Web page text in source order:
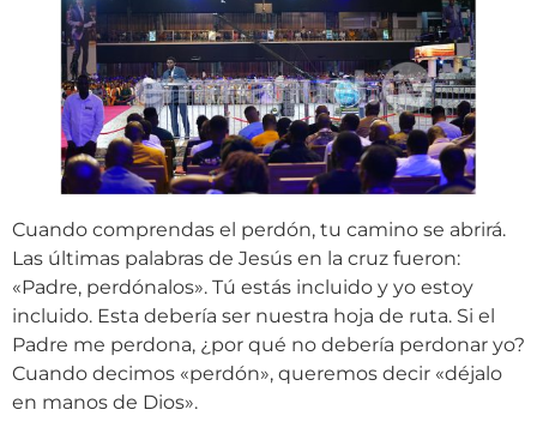
Cuando comprendas el perdón, tu camino se abrirá.
Las últimas palabras de Jesús en la cruz fueron:
«Padre, perdónalos». Tú estás incluido y yo estoy
incluido. Esta debería ser nuestra hoja de ruta. Si el
Padre me perdona, ¿por qué no debería perdonar yo?
Cuando decimos «perdón», queremos decir «déjalo
en manos de Dios».